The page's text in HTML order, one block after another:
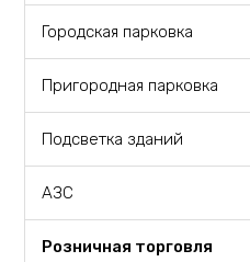
Городская парковка
Пригородная парковка
Подсветка зданий
АЗС
Розничная торговля